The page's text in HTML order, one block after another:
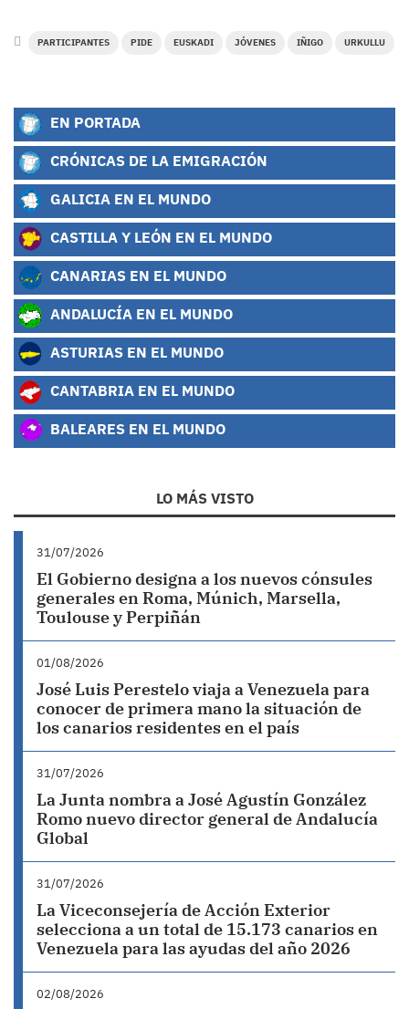
PARTICIPANTES PIDE EUSKADI JÓVENES IÑIGO URKULLU
EN PORTADA
CRÓNICAS DE LA EMIGRACIÓN
GALICIA EN EL MUNDO
CASTILLA Y LEÓN EN EL MUNDO
CANARIAS EN EL MUNDO
ANDALUCÍA EN EL MUNDO
ASTURIAS EN EL MUNDO
CANTABRIA EN EL MUNDO
BALEARES EN EL MUNDO
LO MÁS VISTO
31/07/2026
El Gobierno designa a los nuevos cónsules
generales en Roma, Múnich, Marsella,
Toulouse y Perpiñán
01/08/2026
José Luis Perestelo viaja a Venezuela para
conocer de primera mano la situación de
los canarios residentes en el país
31/07/2026
La Junta nombra a José Agustín González
Romo nuevo director general de Andalucía
Global
31/07/2026
La Viceconsejería de Acción Exterior
selecciona a un total de 15.173 canarios en
Venezuela para las ayudas del año 2026
02/08/2026